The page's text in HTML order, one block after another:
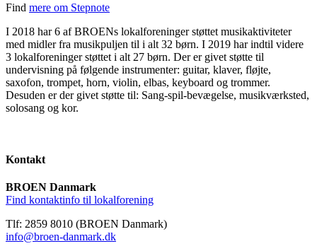
Find mere om Stepnote
I 2018 har 6 af BROENs lokalforeninger støttet musikaktiviteter
med midler fra musikpuljen til i alt 32 børn. I 2019 har indtil videre
3 lokalforeninger støttet i alt 27 børn. Der er givet støtte til
undervisning på følgende instrumenter: guitar, klaver, fløjte,
saxofon, trompet, horn, violin, elbas, keyboard og trommer.
Desuden er der givet støtte til: Sang-spil-bevægelse, musikværksted,
solosang og kor.
Kontakt
BROEN Danmark
Find kontaktinfo til lokalforening
Tlf: 2859 8010 (BROEN Danmark)
info@broen-danmark.dk